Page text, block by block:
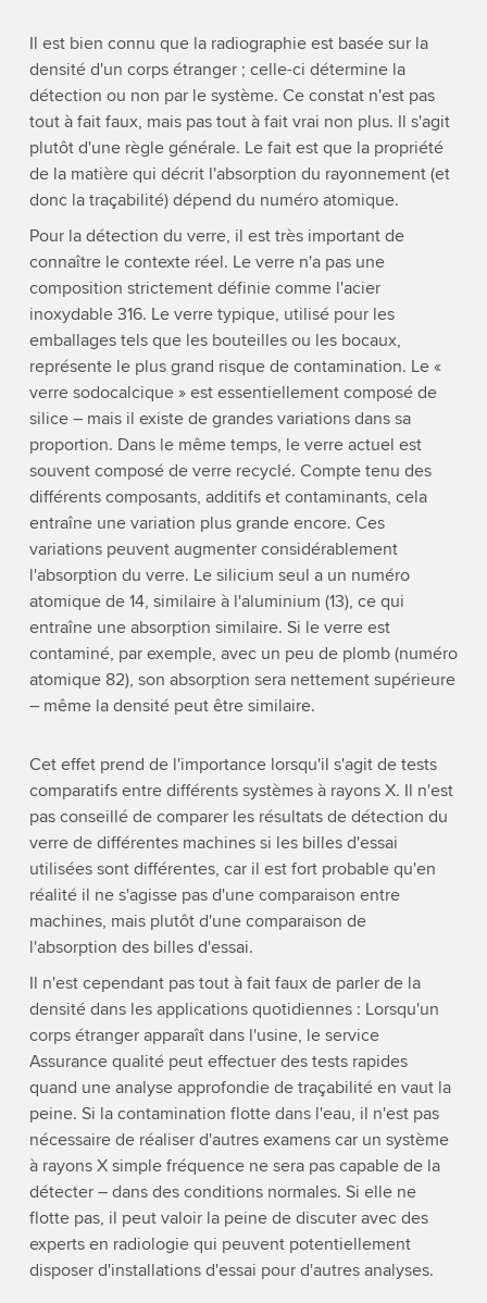
Il est bien connu que la radiographie est basée sur la
densité d'un corps étranger ; celle-ci détermine la
détection ou non par le système. Ce constat n'est pas
tout à fait faux, mais pas tout à fait vrai non plus. Il s'agit
plutôt d'une règle générale. Le fait est que la propriété
de la matière qui décrit l'absorption du rayonnement (et
donc la traçabilité) dépend du numéro atomique.
Pour la détection du verre, il est très important de
connaître le contexte réel. Le verre n'a pas une
composition strictement définie comme l'acier
inoxydable 316. Le verre typique, utilisé pour les
emballages tels que les bouteilles ou les bocaux,
représente le plus grand risque de contamination. Le «
verre sodocalcique » est essentiellement composé de
silice – mais il existe de grandes variations dans sa
proportion. Dans le même temps, le verre actuel est
souvent composé de verre recyclé. Compte tenu des
différents composants, additifs et contaminants, cela
entraîne une variation plus grande encore. Ces
variations peuvent augmenter considérablement
l'absorption du verre. Le silicium seul a un numéro
atomique de 14, similaire à l'aluminium (13), ce qui
entraîne une absorption similaire. Si le verre est
contaminé, par exemple, avec un peu de plomb (numéro
atomique 82), son absorption sera nettement supérieure
– même la densité peut être similaire.
Cet effet prend de l'importance lorsqu'il s'agit de tests
comparatifs entre différents systèmes à rayons X. Il n'est
pas conseillé de comparer les résultats de détection du
verre de différentes machines si les billes d'essai
utilisées sont différentes, car il est fort probable qu'en
réalité il ne s'agisse pas d'une comparaison entre
machines, mais plutôt d'une comparaison de
l'absorption des billes d'essai.
Il n'est cependant pas tout à fait faux de parler de la
densité dans les applications quotidiennes : Lorsqu'un
corps étranger apparaît dans l'usine, le service
Assurance qualité peut effectuer des tests rapides
quand une analyse approfondie de traçabilité en vaut la
peine. Si la contamination flotte dans l'eau, il n'est pas
nécessaire de réaliser d'autres examens car un système
à rayons X simple fréquence ne sera pas capable de la
détecter – dans des conditions normales. Si elle ne
flotte pas, il peut valoir la peine de discuter avec des
experts en radiologie qui peuvent potentiellement
disposer d'installations d'essai pour d'autres analyses.